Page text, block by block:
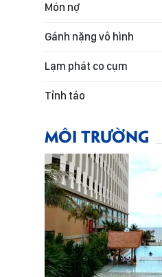
Món nợ
Gánh nặng vô hình
Lạm phát co cụm
Tỉnh táo
MÔI TRƯỜNG